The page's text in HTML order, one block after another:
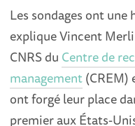
Les sondages ont
explique Vincent
CNRS du Centre de
management(CREM)
ont forgé leur place
premier aux États-